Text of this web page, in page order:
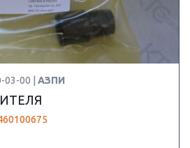
00 | АЗПИ